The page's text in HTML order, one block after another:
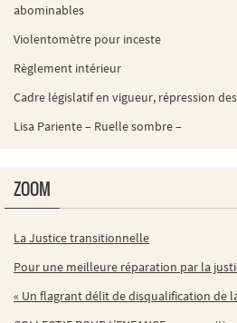
abominables
Violentomètre pour inceste
Règlement intérieur
Cadre législatif en vigueur, répression
Lisa Pariente – Ruelle sombre –
ZOOM
La Justice transitionnelle
Pour une meilleure réparation par la
« Un flagrant délit de disqualification de